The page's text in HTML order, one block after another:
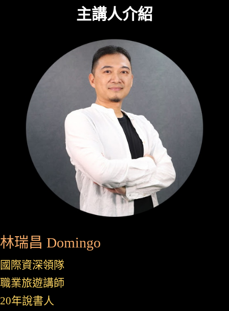
主講人介紹
林瑞昌 Domingo
國際資深領隊
職業旅遊講師
20年說書人